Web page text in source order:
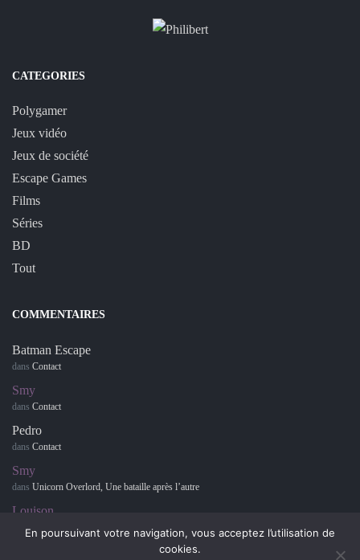
CATEGORIES
Polygamer
Jeux vidéo
Jeux de société
Escape Games
Films
Séries
BD
Tout
COMMENTAIRES
Batman Escape
dans Contact
Smy
dans Contact
Pedro
dans Contact
Smy
dans Unicorn Overlord, Une bataille après l’autre
Louison
dans Retour sur… Hotel Dusk : Room 215
En poursuivant votre navigation, vous acceptez l’utilisation de
cookies.